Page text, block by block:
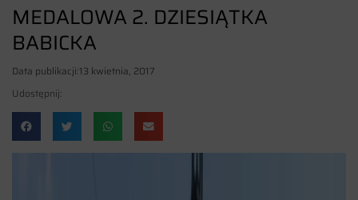
MEDALOWA 2. DZIESIĄTKA
BABICKA
Data publikacji:13 kwietnia, 2017
Udostępnij: